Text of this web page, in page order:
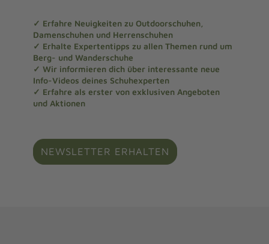
✓ Erfahre Neuigkeiten zu Outdoorschuhen,
Damenschuhen und Herrenschuhen
✓ Erhalte Expertentipps zu allen Themen rund um
Berg- und Wanderschuhe
✓ Wir informieren dich über interessante neue
Info-Videos deines Schuhexperten
✓ Erfahre als erster von exklusiven Angeboten
und Aktionen
NEWSLETTER ERHALTEN